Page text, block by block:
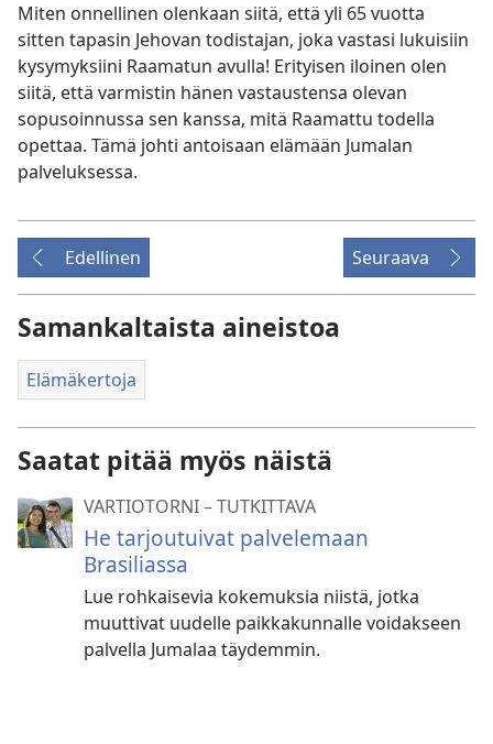
Miten onnellinen olenkaan siitä, että yli 65 vuotta
sitten tapasin Jehovan todistajan, joka vastasi lukuisiin
kysymyksiini Raamatun avulla! Erityisen iloinen olen
siitä, että varmistin hänen vastaustensa olevan
sopusoinnussa sen kanssa, mitä Raamattu todella
opettaa. Tämä johti antoisaan elämään Jumalan
palveluksessa.
Edellinen Seuraava
Samankaltaista aineistoa
Elämäkertoja
Saatat pitää myös näistä
VARTIOTORNI – TUTKITTAVA
He tarjoutuivat palvelemaan
Brasiliassa
Lue rohkaisevia kokemuksia niistä, jotka
muuttivat uudelle paikkakunnalle voidakseen
palvella Jumalaa täydemmin.